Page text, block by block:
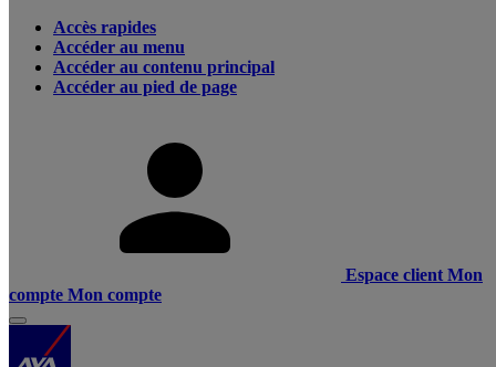
Accès rapides
Accéder au menu
Accéder au contenu principal
Accéder au pied de page
Espace client Mon
compte Mon compte